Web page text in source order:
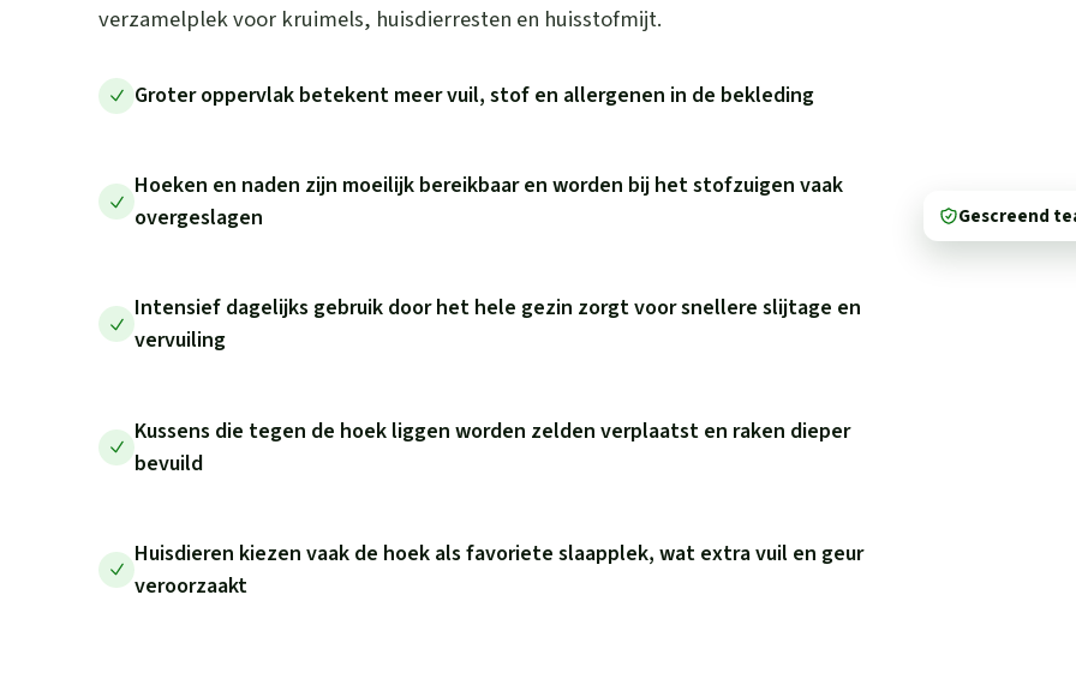
verzamelplek voor kruimels, huisdierresten en huisstofmijt.
Groter oppervlak betekent meer vuil, stof en allergenen in de bekleding
Hoeken en naden zijn moeilijk bereikbaar en worden bij het stofzuigen vaak
overgeslagen
Intensief dagelijks gebruik door het hele gezin zorgt voor snellere slijtage en
vervuiling
Kussens die tegen de hoek liggen worden zelden verplaatst en raken dieper
bevuild
Huisdieren kiezen vaak de hoek als favoriete slaapplek, wat extra vuil en geur
veroorzaakt
Gescreend